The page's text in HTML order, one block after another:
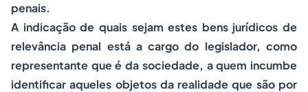
penais.
A indicação de quais sejam estes bens jurídicos de
relevância penal está a cargo do legislador, como
representante que é da sociedade, a quem incumbe
identificar aqueles objetos da realidade que são por